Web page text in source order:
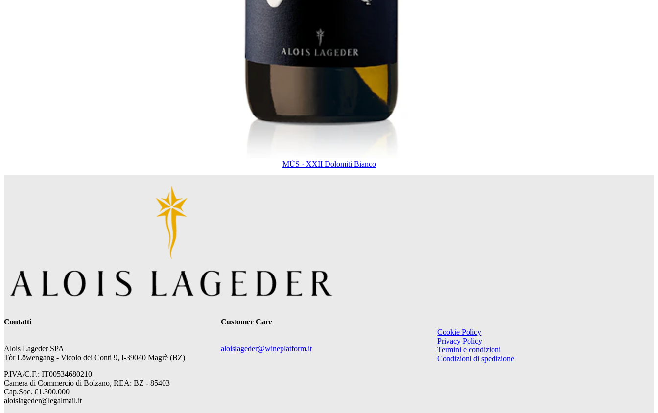
MÙS · XXII Dolomiti Bianco
Contatti
Alois Lageder SPA
Tòr Löwengang - Vicolo dei Conti 9, I-39040 Magrè (BZ)
P.IVA/C.F.: IT00534680210
Camera di Commercio di Bolzano, REA: BZ - 85403
Cap.Soc. €1.300.000
aloislageder@legalmail.it
Customer Care
aloislageder@wineplatform.it
Cookie Policy
Privacy Policy
Termini e condizioni
Condizioni di spedizione